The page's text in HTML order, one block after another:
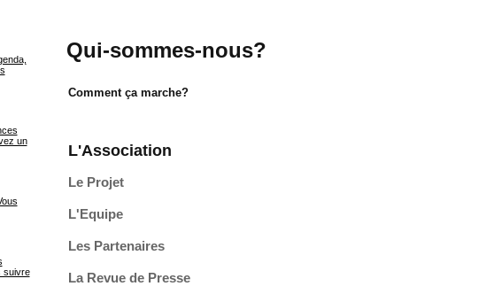
un
suivre
Qui-sommes-nous?
Comment ça marche?
L'Association
Le Projet
L'Equipe
Les Partenaires
La Revue de Presse